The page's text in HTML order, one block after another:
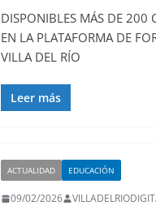
DISPONIBLES MÁS DE 200
EN LA PLATAFORMA DE
VILLA DEL RÍO
Leer más
ACTUALIDAD EDUCACIÓN
09/02/2026